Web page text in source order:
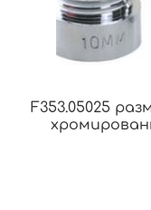
F353.05025